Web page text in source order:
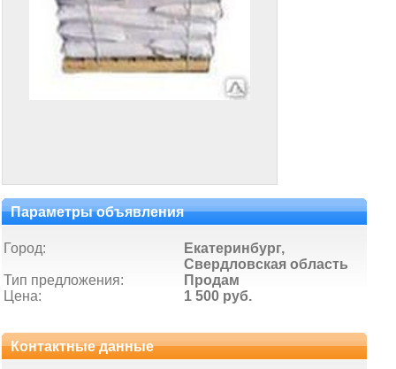
Параметры объявления
Город:
Екатеринбург,
Свердловская область
Тип предложения:
Продам
Цена:
1 500 руб.
Контактные данные